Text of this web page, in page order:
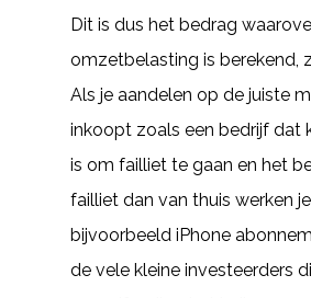
Dit is dus het bedrag
omzetbelasting is berekend,
Als je aandelen op de juiste
inkoopt zoals een bedrijf dat
is om failliet te gaan en het
failliet dan van thuis werken
bijvoorbeeld iPhone
de vele kleine investeerders